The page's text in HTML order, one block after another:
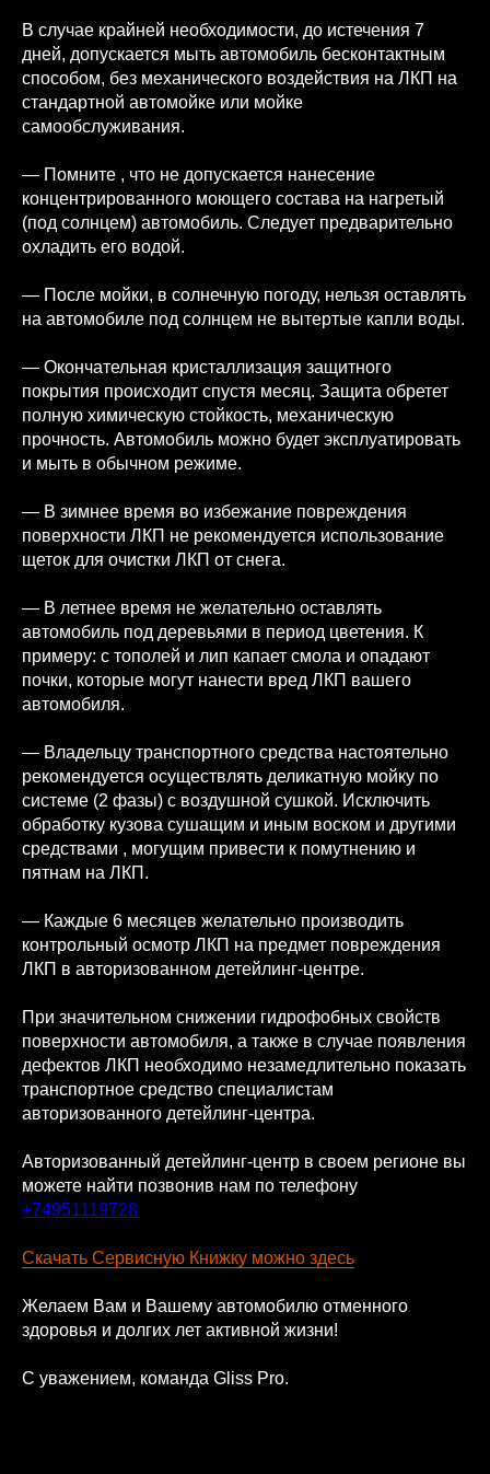
В случае крайней необходимости, до истечения 7
дней, допускается мыть автомобиль бесконтактным
способом, без механического воздействия на ЛКП на
стандартной автомойке или мойке
самообслуживания.
— Помните , что не допускается нанесение
концентрированного моющего состава на нагретый
(под солнцем) автомобиль. Следует предварительно
охладить его водой.
— После мойки, в солнечную погоду, нельзя оставлять
на автомобиле под солнцем не вытертые капли воды.
— Окончательная кристаллизация защитного
покрытия происходит спустя месяц. Защита обретет
полную химическую стойкость, механическую
прочность. Автомобиль можно будет эксплуатировать
и мыть в обычном режиме.
— В зимнее время во избежание повреждения
поверхности ЛКП не рекомендуется использование
щеток для очистки ЛКП от снега.
— В летнее время не желательно оставлять
автомобиль под деревьями в период цветения. К
примеру: с тополей и лип капает смола и опадают
почки, которые могут нанести вред ЛКП вашего
автомобиля.
— Владельцу транспортного средства настоятельно
рекомендуется осуществлять деликатную мойку по
системе (2 фазы) с воздушной сушкой. Исключить
обработку кузова сушащим и иным воском и другими
средствами , могущим привести к помутнению и
пятнам на ЛКП.
— Каждые 6 месяцев желательно производить
контрольный осмотр ЛКП на предмет повреждения
ЛКП в авторизованном детейлинг-центре.
При значительном снижении гидрофобных свойств
поверхности автомобиля, а также в случае появления
дефектов ЛКП необходимо незамедлительно показать
транспортное средство специалистам
авторизованного детейлинг-центра.
Авторизованный детейлинг-центр в своем регионе вы
можете найти позвонив нам по телефону
+74951119728
Скачать Сервисную Книжку можно здесь
Желаем Вам и Вашему автомобилю отменного
здоровья и долгих лет активной жизни!
С уважением, команда Gliss Pro.